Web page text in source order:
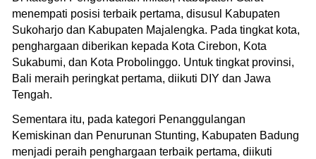
menempati posisi terbaik pertama, disusul Kabupaten
Sukoharjo dan Kabupaten Majalengka. Pada tingkat kota,
penghargaan diberikan kepada Kota Cirebon, Kota
Sukabumi, dan Kota Probolinggo. Untuk tingkat provinsi,
Bali meraih peringkat pertama, diikuti DIY dan Jawa
Tengah.
Sementara itu, pada kategori Penanggulangan
Kemiskinan dan Penurunan Stunting, Kabupaten Badung
menjadi peraih penghargaan terbaik pertama, diikuti